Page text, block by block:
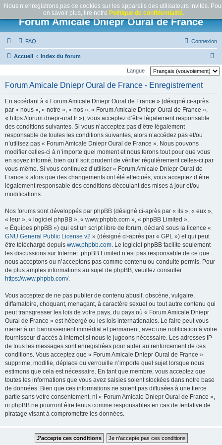
Nous n‘enregistrons pas de cookies sur les appareils des utilisateurs invités.
en savoir plus, lire notre Politique de confidentialité.
Forum Amicale Dniepr Oural de France
FAQ Connexion
Accueil Index du forum
e
Langue :
Forum Amicale Dniepr Oural de France - Enregistrement
En accédant à « Forum Amicale Dniepr Oural de France » (désigné ci-après
par « nous », « notre », « nos », « Forum Amicale Dniepr Oural de France »,
« https://forum.dnepr-ural.fr »), vous acceptez d’être légalement responsable
des conditions suivantes. Si vous n’acceptez pas d’être légalement
responsable de toutes les conditions suivantes, alors n’accédez pas et/ou
n’utilisez pas « Forum Amicale Dniepr Oural de France ». Nous pouvons
modifier celles-ci à n’importe quel moment et nous ferons tout pour que vous
en soyez informé, bien qu’il soit prudent de vérifier régulièrement celles-ci par
vous-même. Si vous continuez d’utiliser « Forum Amicale Dniepr Oural de
France » alors que des changements ont été effectués, vous acceptez d’être
légalement responsable des conditions découlant des mises à jour et/ou
modifications.
Nos forums sont développés par phpBB (désigné ci-après par « ils », « eux »,
« leur », « logiciel phpBB », « www.phpbb.com », « phpBB Limited »,
« Équipes phpBB ») qui est un script libre de forum, déclaré sous la licence «
GNU General Public License v2 » (désigné ci-après par « GPL ») et qui peut
être téléchargé depuis www.phpbb.com. Le logiciel phpBB facilite seulement
les discussions sur Internet. phpBB Limited n’est pas responsable de ce que
nous acceptons ou n’acceptons pas comme contenu ou conduite permis. Pour
de plus amples informations au sujet de phpBB, veuillez consulter :
https://www.phpbb.com/.
Vous acceptez de ne pas publier de contenu abusif, obscène, vulgaire,
diffamatoire, choquant, menaçant, à caractère sexuel ou tout autre contenu qui
peut transgresser les lois de votre pays, du pays où « Forum Amicale Dniepr
Oural de France » est hébergé ou les lois internationales. Le faire peut vous
mener à un bannissement immédiat et permanent, avec une notification à votre
fournisseur d’accès à Internet si nous le jugeons nécessaire. Les adresses IP
de tous les messages sont enregistrées pour aider au renforcement de ces
conditions. Vous acceptez que « Forum Amicale Dniepr Oural de France »
supprime, modifie, déplace ou verrouille n’importe quel sujet lorsque nous
estimons que cela est nécessaire. En tant que membre, vous acceptez que
toutes les informations que vous avez saisies soient stockées dans notre base
de données. Bien que ces informations ne soient pas diffusées à une tierce
partie sans votre consentement, ni « Forum Amicale Dniepr Oural de France »,
ni phpBB ne pourront être tenus comme responsables en cas de tentative de
piratage visant à compromettre les données.